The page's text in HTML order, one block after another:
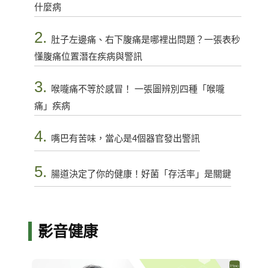
什麼病
2. 肚子左邊痛、右下腹痛是哪裡出問題？一張表秒
懂腹痛位置潛在疾病與警訊
3.
喉嚨痛不等於感冒！ 一張圖辨別四種「喉嚨
痛」疾病
4. 嘴巴有苦味，當心是4個器官發出警訊
5. 腸道決定了你的健康！好菌「存活率」是關鍵
影音健康